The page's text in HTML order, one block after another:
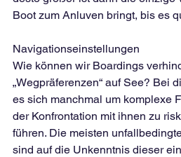
Boot zum Anluven bringt, bis es
Navigationseinstellungen
Wie können wir Boardings
„Wegpräferenzen“ auf See? Bei
es sich manchmal um komplexe
der Konfrontation mit ihnen zu
führen. Die meisten
sind auf die Unkenntnis dieser